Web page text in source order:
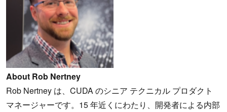
About Rob Nertney
Rob Nertney は、CUDA のシニア テクニカル プロダクト
マネージャーです。15 年近くにわたり、開発者による内部